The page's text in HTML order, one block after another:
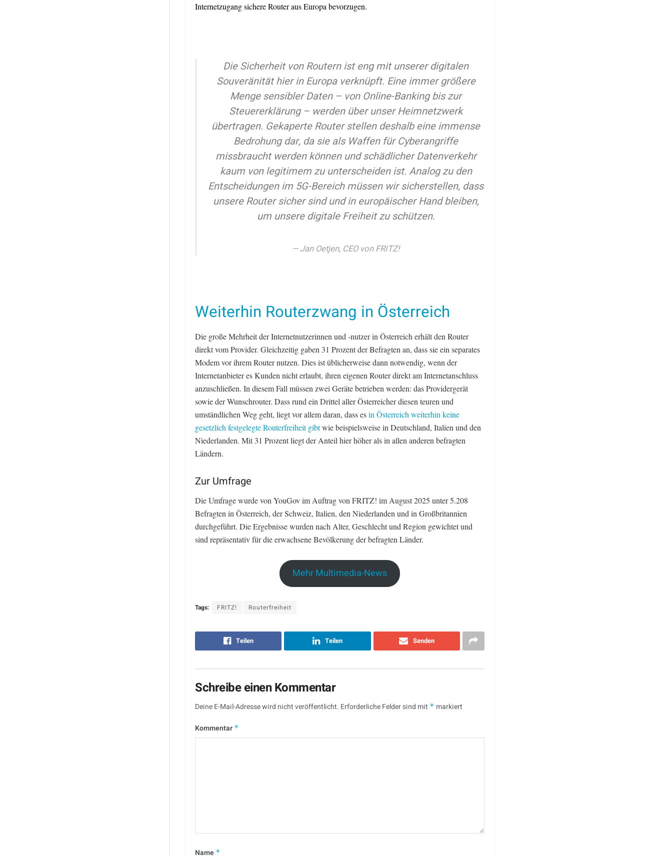
Internetzugang sichere Router aus Europa bevorzugen.
Die Sicherheit von Routern ist eng mit unserer digitalen
Souveränität hier in Europa verknüpft. Eine immer größere
Menge sensibler Daten – von Online-Banking bis zur
Steuererklärung – werden über unser Heimnetzwerk
übertragen. Gekaperte Router stellen deshalb eine immense
Bedrohung dar, da sie als Waffen für Cyberangriffe
missbraucht werden können und schädlicher Datenverkehr
kaum von legitimem zu unterscheiden ist. Analog zu den
Entscheidungen im 5G-Bereich müssen wir sicherstellen, dass
unsere Router sicher sind und in europäischer Hand bleiben,
um unsere digitale Freiheit zu schützen.
Jan Oetjen, CEO von FRITZ!
Weiterhin Routerzwang in Österreich
Die große Mehrheit der Internetnutzerinnen und -nutzer in Österreich erhält den Router
direkt vom Provider. Gleichzeitig gaben 31 Prozent der Befragten an, dass sie ein separates
Modem vor ihrem Router nutzen. Dies ist üblicherweise dann notwendig, wenn der
Internetanbieter es Kunden nicht erlaubt, ihren eigenen Router direkt am Internetanschluss
anzuschließen. In diesem Fall müssen zwei Geräte betrieben werden: das Providergerät
sowie der Wunschrouter. Dass rund ein Drittel aller Österreicher diesen teuren und
umständlichen Weg geht, liegt vor allem daran, dass esin Österreich weiterhin keine
gesetzlich festgelegte Routerfreiheit gibtwie beispielsweise in Deutschland, Italien und den
Niederlanden. Mit 31 Prozent liegt der Anteil hier höher als in allen anderen befragten
Ländern.
Zur Umfrage
Die Umfrage wurde von YouGov im Auftrag von FRITZ! im August 2025 unter 5.208
Befragten in Österreich, der Schweiz, Italien, den Niederlanden und in Großbritannien
durchgeführt. Die Ergebnisse wurden nach Alter, Geschlecht und Region gewichtet und
sind repräsentativ für die erwachsene Bevölkerung der befragten Länder.
Mehr Multimedia-News
Tags: FRITZ! Routerfreiheit
Teilen Teilen Senden
Schreibe einen Kommentar
Deine E-Mail-Adresse wird nicht veröffentlicht. Erforderliche Felder sind mit * markiert
Kommentar *
Name *